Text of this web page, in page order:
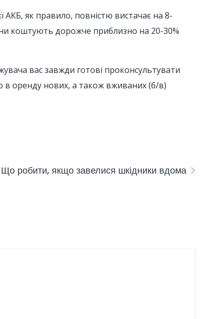
АКБ, як правило, повністю вистачає на 8-
коштують дорожче приблизно на 20-30%
вас завжди готові проконсультувати
в оренду нових, а також вживаних (б/в)
Що робити, якщо завелися шкідники вдома